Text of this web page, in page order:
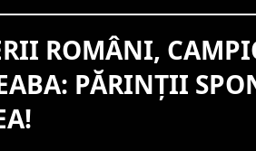
ROMÂNI,
PĂRINȚII